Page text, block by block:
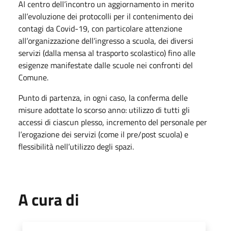
Al centro dell’incontro un aggiornamento in merito
all’evoluzione dei protocolli per il contenimento dei
contagi da Covid-19, con particolare attenzione
all’organizzazione dell’ingresso a scuola, dei diversi
servizi (dalla mensa al trasporto scolastico) fino alle
esigenze manifestate dalle scuole nei confronti del
Comune.
Punto di partenza, in ogni caso, la conferma delle
misure adottate lo scorso anno: utilizzo di tutti gli
accessi di ciascun plesso, incremento del personale per
l’erogazione dei servizi (come il pre/post scuola) e
flessibilità nell’utilizzo degli spazi.
A cura di